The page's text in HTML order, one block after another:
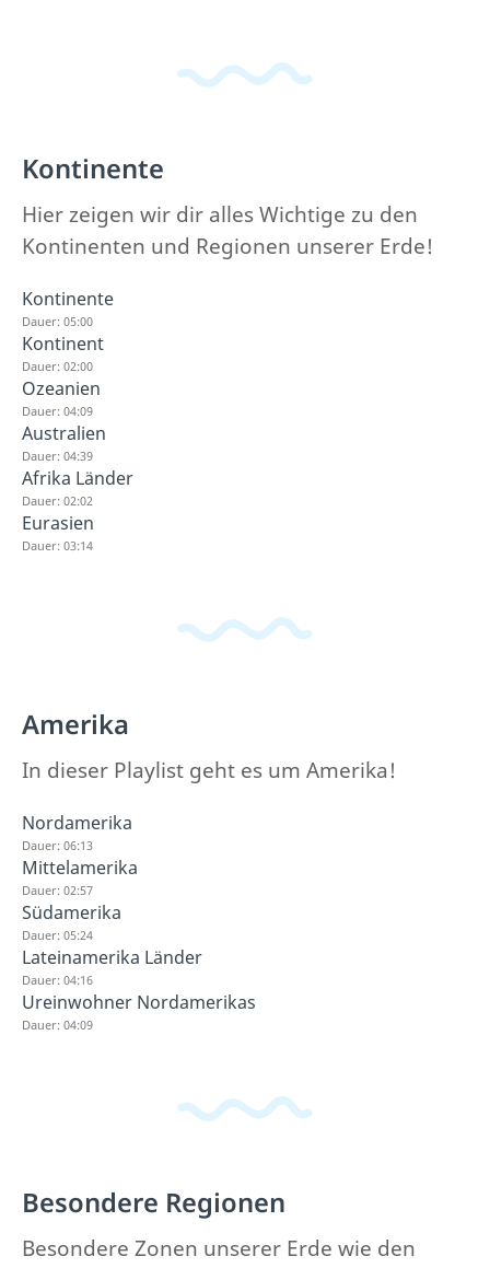
Kontinente
Hier zeigen wir dir alles Wichtige zu den
Kontinenten und Regionen unserer Erde!
Kontinente
Dauer: 05:00
Kontinent
Dauer: 02:00
Ozeanien
Dauer: 04:09
Australien
Dauer: 04:39
Afrika Länder
Dauer: 02:02
Eurasien
Dauer: 03:14
Amerika
In dieser Playlist geht es um Amerika!
Nordamerika
Dauer: 06:13
Mittelamerika
Dauer: 02:57
Südamerika
Dauer: 05:24
Lateinamerika Länder
Dauer: 04:16
Ureinwohner Nordamerikas
Dauer: 04:09
Besondere Regionen
Besondere Zonen unserer Erde wie den